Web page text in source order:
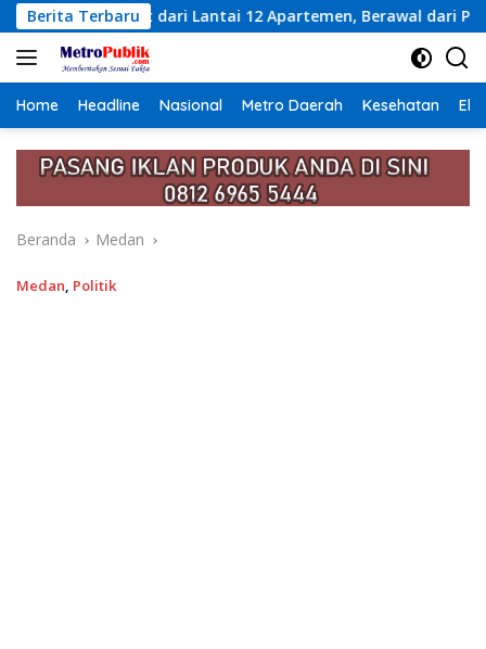
Langsung
ke
konten
Berita Terbaru
12 Apartemen, Berawal dari Pesan Wanita Lewat Aplikasi
Home Headline Nasional Metro Daerah Kesehatan
Beranda Medan
Medan, Politik